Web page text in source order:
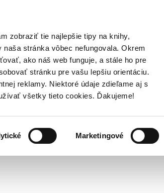
zobraziť tie najlepšie tipy na knihy,
stránka vôbec nefungovala. Okrem
ako náš web funguje, a stále ho pre
stránku pre vašu lepšiu orientáciu.
reklamy. Niektoré údaje zdieľame aj s
všetky tieto cookies. Ďakujeme!
Marketingové